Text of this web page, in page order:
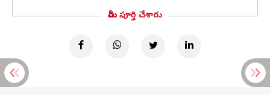
మీరు పూర్తి చేశారు